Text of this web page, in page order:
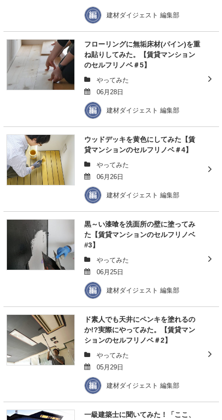
建材ダイジェスト 編集部
フローリングに無垢床材(パイン)を重
ね貼りしてみた。【賃貸マンション
のセルフリノベ＃5】
やってみた
06月28日
建材ダイジェスト 編集部
ウッドデッキを黄色にしてみた【賃
貸マンションのセルフリノベ＃4】
やってみた
06月26日
建材ダイジェスト 編集部
黒～い漆喰を洗面所の壁に塗ってみ
た【賃貸マンションのセルフリノベ
#3】
やってみた
06月25日
建材ダイジェスト 編集部
ド素人でも天井にペンキを塗れるの
か!?実際にやってみた。【賃貸マン
ションのセルフリノベ＃2】
やってみた
05月29日
建材ダイジェスト 編集部
一級建築士に聞いてみた！「ここ、